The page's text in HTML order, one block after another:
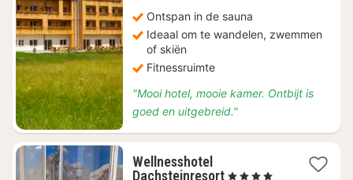
Ontspan in de sauna
Ideaal om te wandelen, zwemmen
of skiën
Fitnessruimte
"Mooi hotel, mooie kamer. Ontbijt is
goed en uitgebreid."
Wellnesshotel
Dachsteinresort1
, 4 Sterren